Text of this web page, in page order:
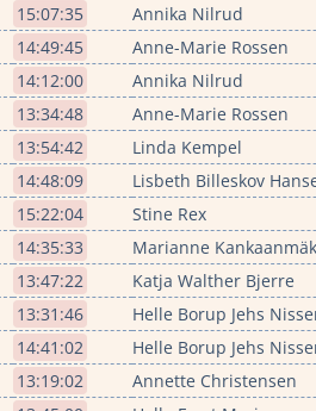
15:07:35
Annika Nilrud
14:49:45
Anne-Marie Rossen
14:12:00
Annika Nilrud
13:34:48
Anne-Marie Rossen
13:54:42
Linda Kempel
14:48:09
Lisbeth Billeskov
15:22:04
Stine Rex
14:35:33
Marianne
13:47:22
Katja Walther Bjerre
13:31:46
Helle Borup Jehs
14:41:02
Helle Borup Jehs
13:19:02
Annette Christensen